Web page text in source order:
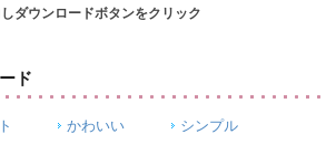
ダウンロードボタンをクリック
ド
かわいい シンプル